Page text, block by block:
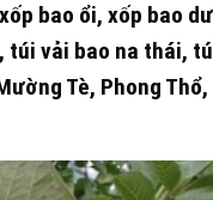
xốp bao ổi, xốp bao
túi vải bao na thái,
Tè, Phong Thổ,